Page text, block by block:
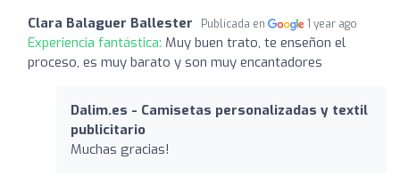
Clara Balaguer Ballester Publicada en 1 year ago
Experiencia fantástica: Muy buen trato, te enseñon el
proceso, es muy barato y son muy encantadores
Dalim.es - Camisetas personalizadas y textil
publicitario
Muchas gracias!